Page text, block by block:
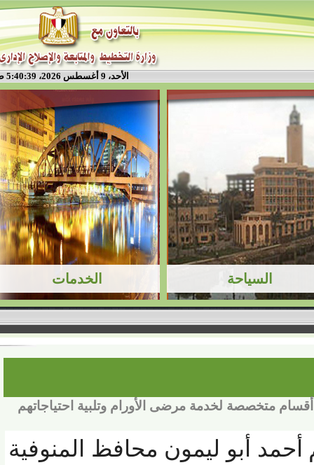
متخصصة لخدمة مرضى الأورام وتلبية احتياجاتهم
أبو ليمون محافظ المنوفية